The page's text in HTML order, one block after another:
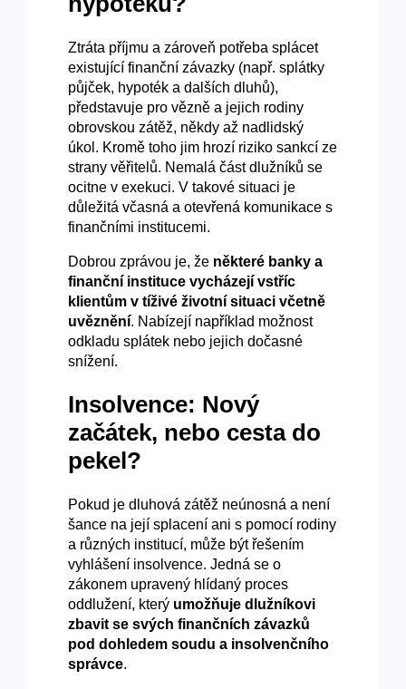
Ztráta příjmu a zároveň potřeba splácet
existující finanční závazky (např. splátky
půjček, hypoték a dalších dluhů),
představuje pro vězně a jejich rodiny
obrovskou zátěž, někdy až nadlidský
úkol. Kromě toho jim hrozí riziko sankcí ze
strany věřitelů. Nemalá část dlužníků se
ocitne v exekuci. V takové situaci je
důležitá včasná a otevřená komunikace s
finančními institucemi.
Dobrou zprávou je, že některé banky a
finanční instituce vycházejí vstříc
klientům v tíživé životní situaci včetně
uvěznění. Nabízejí například možnost
odkladu splátek nebo jejich dočasné
snížení.
Insolvence: Nový
začátek, nebo cesta do
pekel?
Pokud je dluhová zátěž neúnosná a není
šance na její splacení ani s pomocí rodiny
a různých institucí, může být řešením
vyhlášení insolvence. Jedná se o
zákonem upravený hlídaný proces
oddlužení, který umožňuje dlužníkovi
zbavit se svých finančních závazků
pod dohledem soudu a insolvenčního
správce.